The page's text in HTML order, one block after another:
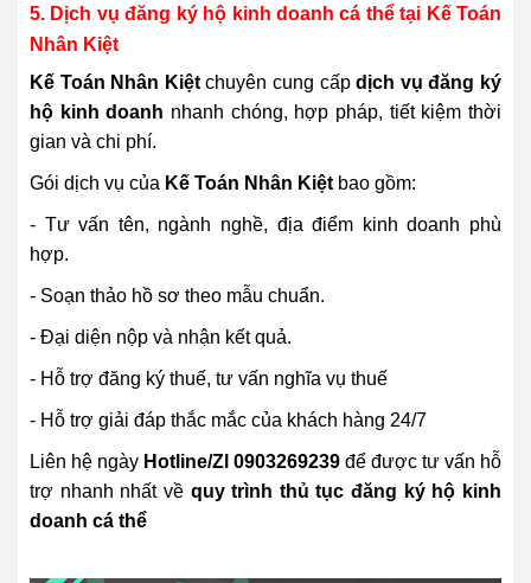
5. Dịch vụ đăng ký hộ kinh doanh cá thể tại Kế Toán
Nhân Kiệt
Kế Toán Nhân Kiệtchuyên cung cấpdịch vụ đăng ký
hộ kinh doanh nhanh chóng, hợp pháp, tiết kiệm thời
gian và chi phí.
Gói dịch vụ của Kế Toán Nhân Kiệt bao gồm:
- Tư vấn tên, ngành nghề, địa điểm kinh doanh phù
hợp.
- Soạn thảo hồ sơ theo mẫu chuẩn.
- Đại diện nộp và nhận kết quả.
- Hỗ trợ đăng ký thuế, tư vấn nghĩa vụ thuế
- Hỗ trợ giải đáp thắc mắc của khách hàng 24/7
Liên hệ ngày Hotline/Zl 0903269239 để được tư vấn hỗ
trợ nhanh nhất về quy trình thủ tục đăng ký hộ kinh
doanh cá thể